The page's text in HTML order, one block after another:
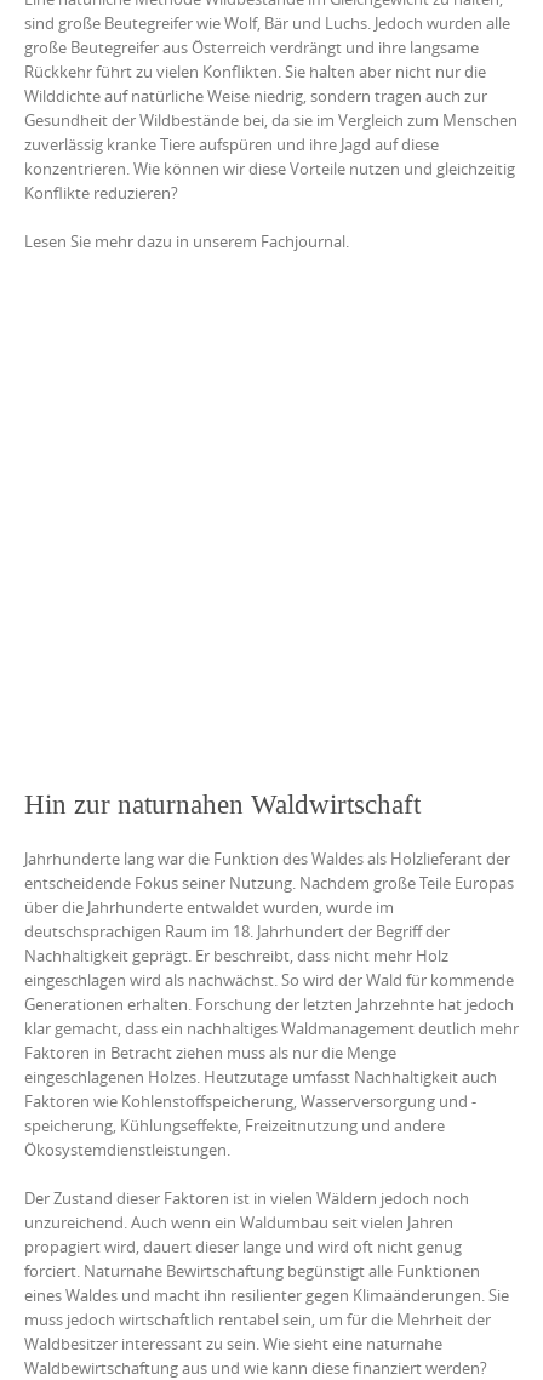
sind große Beutegreifer wie Wolf, Bär und Luchs. Jedoch wurden alle
große Beutegreifer aus Österreich verdrängt und ihre langsame
Rückkehr führt zu vielen Konflikten. Sie halten aber nicht nur die
Wilddichte auf natürliche Weise niedrig, sondern tragen auch zur
Gesundheit der Wildbestände bei, da sie im Vergleich zum Menschen
zuverlässig kranke Tiere aufspüren und ihre Jagd auf diese
konzentrieren. Wie können wir diese Vorteile nutzen und gleichzeitig
Konflikte reduzieren?
Lesen Sie mehr dazu in unserem Fachjournal.
Hin zur naturnahen Waldwirtschaft
Jahrhunderte lang war die Funktion des Waldes als Holzlieferant der
entscheidende Fokus seiner Nutzung. Nachdem große Teile Europas
über die Jahrhunderte entwaldet wurden, wurde im
deutschsprachigen Raum im 18. Jahrhundert der Begriff der
Nachhaltigkeit geprägt. Er beschreibt, dass nicht mehr Holz
eingeschlagen wird als nachwächst. So wird der Wald für kommende
Generationen erhalten. Forschung der letzten Jahrzehnte hat jedoch
klar gemacht, dass ein nachhaltiges Waldmanagement deutlich mehr
Faktoren in Betracht ziehen muss als nur die Menge
eingeschlagenen Holzes. Heutzutage umfasst Nachhaltigkeit auch
Faktoren wie Kohlenstoffspeicherung, Wasserversorgung und -
speicherung, Kühlungseffekte, Freizeitnutzung und andere
Ökosystemdienstleistungen.
Der Zustand dieser Faktoren ist in vielen Wäldern jedoch noch
unzureichend. Auch wenn ein Waldumbau seit vielen Jahren
propagiert wird, dauert dieser lange und wird oft nicht genug
forciert. Naturnahe Bewirtschaftung begünstigt alle Funktionen
eines Waldes und macht ihn resilienter gegen Klimaänderungen. Sie
muss jedoch wirtschaftlich rentabel sein, um für die Mehrheit der
Waldbesitzer interessant zu sein. Wie sieht eine naturnahe
Waldbewirtschaftung aus und wie kann diese finanziert werden?